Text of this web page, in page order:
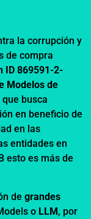
la corrupción y
de compra
ID 869591-2-
Modelos de
busca
en beneficio de
en las
entidades en
esto es más de
de grandes
o LLM, por